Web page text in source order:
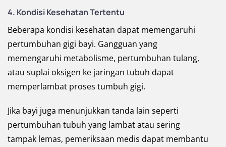
4. Kondisi Kesehatan Tertentu
Beberapa kondisi kesehatan dapat memengaruhi
pertumbuhan gigi bayi. Gangguan yang
memengaruhi metabolisme, pertumbuhan tulang,
atau suplai oksigen ke jaringan tubuh dapat
memperlambat proses tumbuh gigi.
Jika bayi juga menunjukkan tanda lain seperti
pertumbuhan tubuh yang lambat atau sering
tampak lemas, pemeriksaan medis dapat membantu